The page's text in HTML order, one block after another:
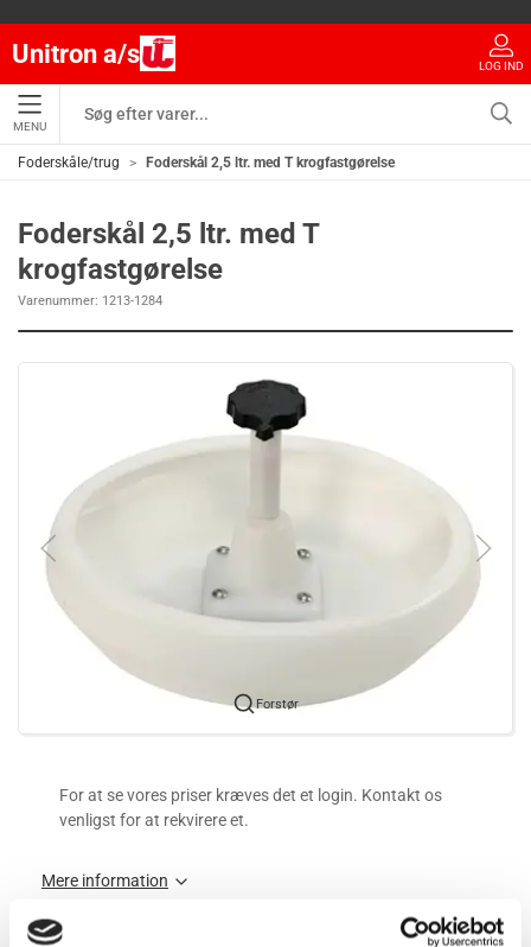
Unitron a/s LOG IND
MENU
Foderskåle/trug Foderskål 2,5 ltr. med T krogfastgørelse
Foderskål 2,5 ltr. med T
krogfastgørelse
Varenummer: 1213-1284
Forstør
For at se vores priser kræves det et login. Kontakt os
venligst for at rekvirere et.
Mere information